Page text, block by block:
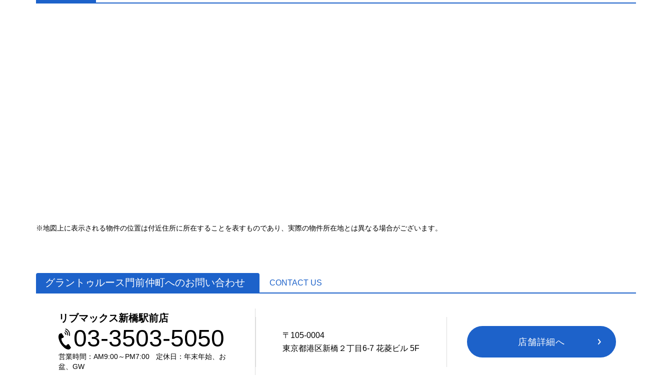
※地図上に表示される物件の位置は付近住所に所在することを表すものであり、実際の物件所在地とは異なる場合がございます。
グラントゥルース門前仲町へのお問い合わせ CONTACT US
リブマックス新橋駅前店
03-3503-5050
営業時間：AM9:00～PM7:00
定休日：年末年始、お
盆、GW
〒105-0004
東京都港区新橋２丁目6-7 花菱ビル 5F
店舗詳細へ